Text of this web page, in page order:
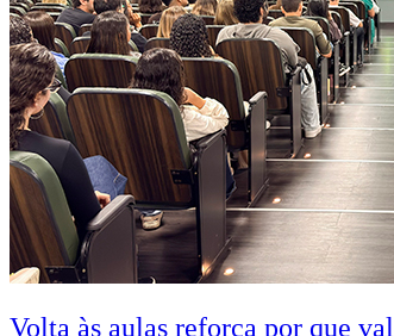
Volta às aulas reforça por que